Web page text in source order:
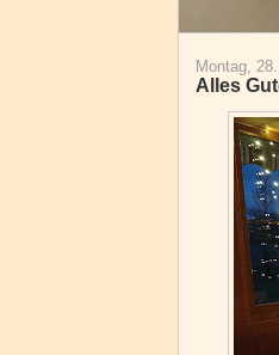
Montag,
Alles